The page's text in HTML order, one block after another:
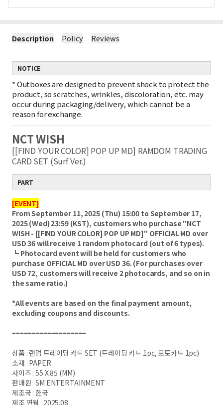
Description Policy Reviews
NOTICE
*Outboxes are designed to prevent shock to protect the
product, so scratches, wrinkles, discoloration, etc. may
occur during packaging/delivery, which cannot be a
reason for exchange.
NCT WISH
[[FIND YOUR COLOR] POP UP MD] RAMDOM TRADING
CARD SET (Surf Ver.)
PART
[EVENT]
From September 11, 2025 (Thu) 15:00 to September 17,
2025 (Wed) 23:59 (KST), customers who purchase "NCT
WISH - [[FIND YOUR COLOR] POP UP MD]" OFFICIAL MD over
USD 36 will receive 1 random photocard (out of 6 types).
┗ Photocard event will be held for customers who
purchase OFFICIAL MD over USD 36. (For purchases over
USD 72, customers will receive 2 photocards, and so on in
the same ratio.)
*All events are based on the final payment amount,
excluding coupons and discounts.
===================
상품 : 랜덤 트레이딩 카드 SET (트레이딩 카드 1pc, 포토카드 1pc)
소재 : PAPER
사이즈 : 55 X 85 (MM)
판매원 : SM ENTERTAINMENT
제조국 : 한국
제조 연월 : 2025.08